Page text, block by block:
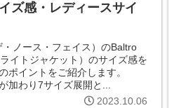
ズ感・レディースサイ
ノース・フェイス）のBaltro
イトジャケット）のサイズ感を
ポイントをご紹介します。
加わり7サイズ展開と...
2023.10.06